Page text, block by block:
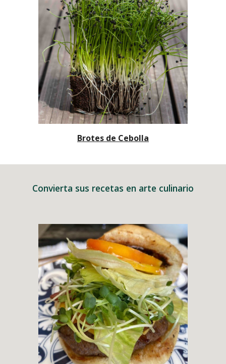
Brotes de Cebolla
Convierta sus recetas en arte culinario